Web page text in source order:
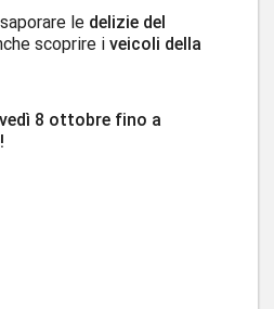
le delizie del
scoprire i veicoli della
8 ottobre fino a